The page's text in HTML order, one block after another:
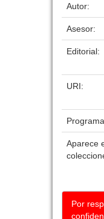
Autor:
Asesor:
Editorial:
URI:
Aparece
Por